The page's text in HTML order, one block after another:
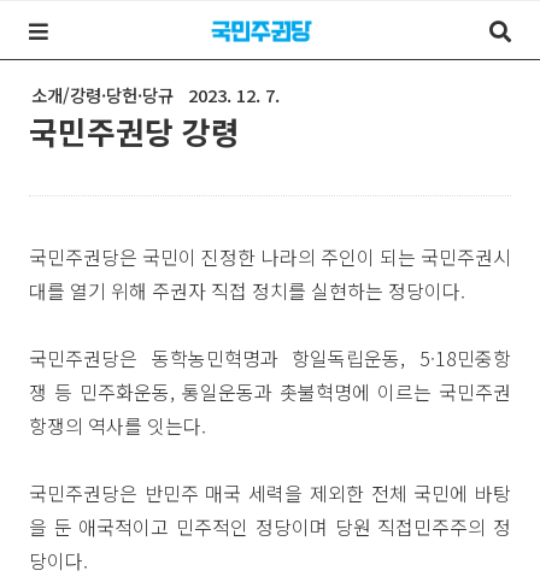
소개/강령·당헌·당규 2023. 12. 7.
국민주권당 강령
국민주권당은 국민이 진정한 나라의 주인이 되는 국민주권시
대를 열기 위해 주권자 직접 정치를 실현하는 정당이다.
국민주권당은 동학농민혁명과 항일독립운동, 5·18민중항
쟁 등 민주화운동, 통일운동과 촛불혁명에 이르는 국민주권
항쟁의 역사를 잇는다.
국민주권당은 반민주 매국 세력을 제외한 전체 국민에 바탕
을 둔 애국적이고 민주적인 정당이며 당원 직접민주주의 정
당이다.